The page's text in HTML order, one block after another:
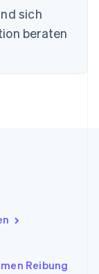
sich
beraten
Reibung